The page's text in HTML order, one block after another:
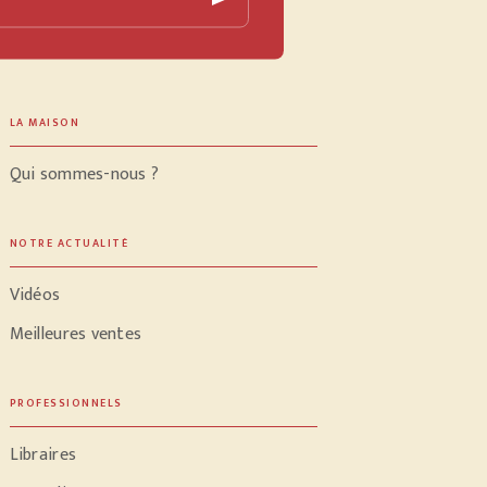
LA MAISON
Qui sommes-nous ?
NOTRE ACTUALITÉ
Vidéos
Meilleures ventes
PROFESSIONNELS
Libraires